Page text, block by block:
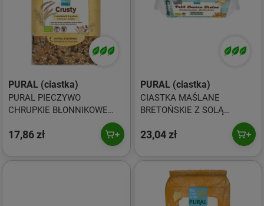
PURAL (ciastka)
PURAL PIECZYWO
CHRUPKIE BŁONNIKOWE
NASIONAMI BIO 200g
17,86 zł
PURAL (ciastka)
CIASTKA MAŚLANE
BRETOŃSKIE Z SOLĄ
MORSKĄ BIO 220 g - PURAL
23,04 zł